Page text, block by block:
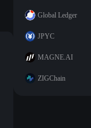
Global Ledger
JPYC
MAGNE.AI
ZIGChain